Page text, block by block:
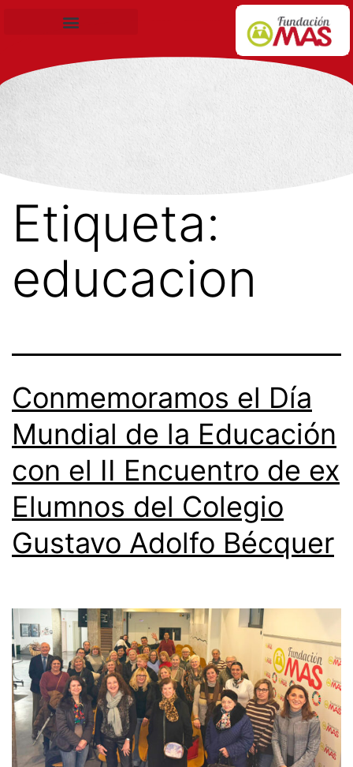
Etiqueta:
educacion
Conmemoramos el Día
Mundial de la Educación
con el II Encuentro de ex
Elumnos del Colegio
Gustavo Adolfo Bécquer